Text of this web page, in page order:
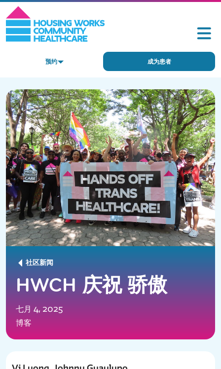
预约 成为患者
社区新闻
HWCH 庆祝 骄傲
七月 4, 2025
博客